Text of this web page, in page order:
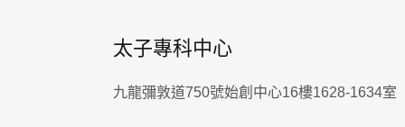
太子專科中心
九龍彌敦道750號始創中心16樓1628-1634室